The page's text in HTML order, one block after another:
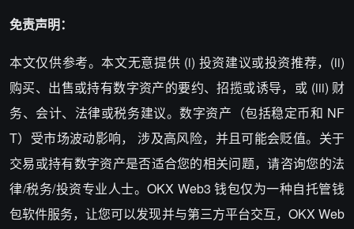
免责声明：
本文仅供参考。本文无意提供 (i) 投资建议或投资推荐，(ii)
购买、出售或持有数字资产的要约、招揽或诱导，或 (iii) 财
务、会计、法律或税务建议。数字资产（包括稳定币和 NF
T）受市场波动影响， 涉及高风险，并且可能会贬值。关于
交易或持有数字资产是否适合您的相关问题，请咨询您的法
律/税务/投资专业人士。OKX Web3 钱包仅为一种自托管钱
包软件服务，让您可以发现并与第三方平台交互，OKX Web